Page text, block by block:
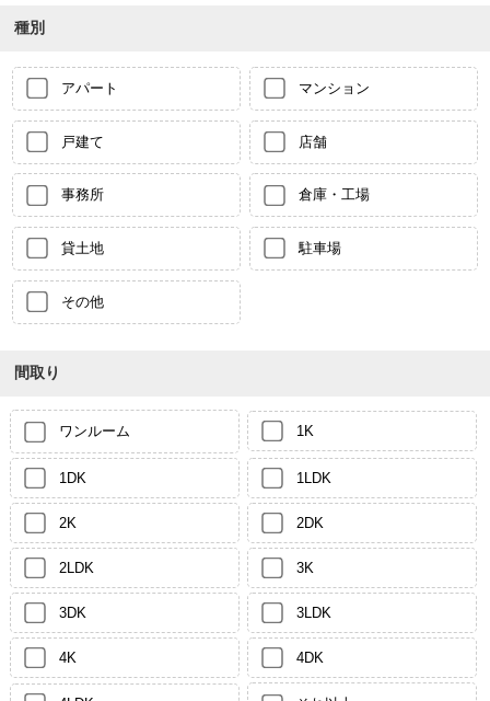
種別
アパート マンション
戸建て 店舗
事務所 倉庫・工場
貸土地 駐車場
その他
間取り
ワンルーム 1K
1DK 1LDK
2K 2DK
2LDK 3K
3DK 3LDK
4K 4DK